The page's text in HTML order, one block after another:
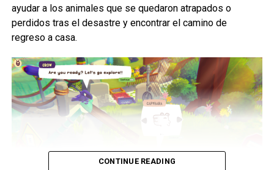
Abriéndonos paso a “tintazos”.
Realm of Inkes un roguelite que rápidamente llama la
atención gracias a suincreíble apartado visual
inspirado en la pintura tradicional china, pero
sumamente adictiva.
ayudar a los animales que se quedaron atrapados o
perdidos tras el desastre y encontrar el camino de
regreso a casa.
CONTINUE READING